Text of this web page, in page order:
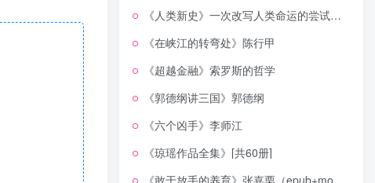
《人类新史》一次改写人类命运的尝试（epub+mobi+azw3+pdf）
《在峡江的转弯处》陈行甲
《超越金融》索罗斯的哲学
《郭德纲讲三国》郭德纲
《六个凶手》李师江
《琼瑶作品全集》[共60册]